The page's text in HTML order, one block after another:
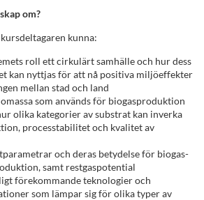
om?
kunna:
roll ett cirkulärt samhälle och hur dess
kan nyttjas för att nå positiva miljöeffekter
mellan stad och land
som används för biogasproduktion
olika kategorier av substrat kan inverka
processtabilitet och kvalitet av
och deras betydelse för biogas-
samt restgaspotential
förekommande teknologier och
som lämpar sig för olika typer av